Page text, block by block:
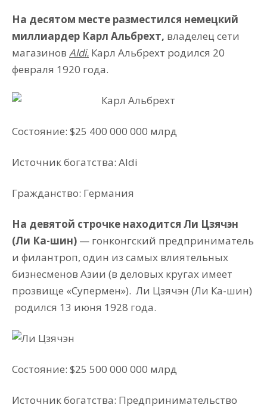
На десятом месте разместился немецкий
миллиардер Карл Альбрехт, владелец сети
магазинов Aldi. Карл Альбрехт родился 20
февраля 1920 года.
Состояние: $25 400 000 000 млрд
Источник богатства: Aldi
Гражданство: Германия
На девятой строчке находится Ли Цзячэн
(Ли Ка-шин) — гонконгский предприниматель
и филантроп, один из самых влиятельных
бизнесменов Азии (в деловых кругах имеет
прозвище «Супермен»). Ли Цзячэн (Ли Ка-шин)
родился 13 июня 1928 года.
Состояние: $25 500 000 000 млрд
Источник богатства: Предпринимательство